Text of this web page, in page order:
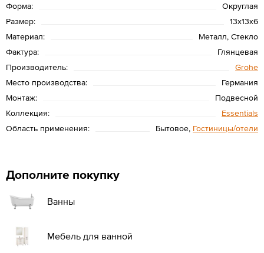
Форма:
Округлая
Размер:
13x13x6
Материал:
Металл, Стекло
Фактура:
Глянцевая
Производитель:
Grohe
Место производства:
Германия
Монтаж:
Подвесной
Коллекция:
Essentials
Область применения:
Бытовое, Гостиницы/отели
Дополните покупку
Ванны
Мебель для ванной